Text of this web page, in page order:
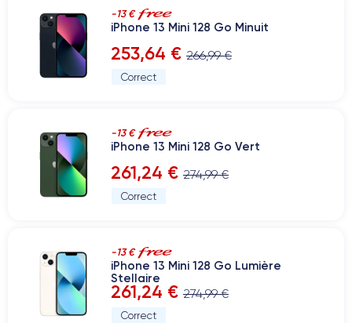
-13 €
iPhone 13 Mini 128 Go Minuit
253,64 € 266,99 €
Correct
-13 €
iPhone 13 Mini 128 Go Vert
261,24 € 274,99 €
Correct
-13 €
iPhone 13 Mini 128 Go Lumière
Stellaire
261,24 € 274,99 €
Correct